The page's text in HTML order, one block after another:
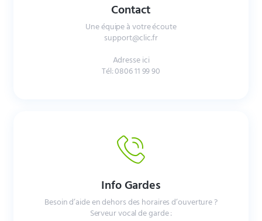
Contact
Une équipe à votre écoute
support@clic.fr
Adresse ici
Tél: 0806 11 99 90
Info Gardes
Besoin d’aide en dehors des horaires d’ouverture ?
Serveur vocal de garde :